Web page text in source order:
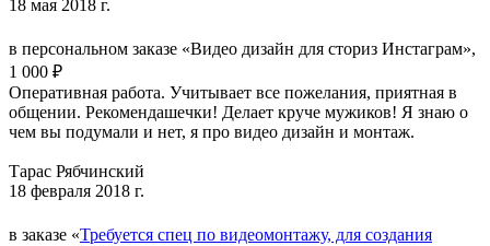
18 мая 2018 г.
в персональном заказе «Видео дизайн для сториз Инстаграм»,
1 000 ₽
Оперативная работа. Учитывает все пожелания, приятная в
общении. Рекомендашечки! Делает круче мужиков! Я знаю о
чем вы подумали и нет, я про видео дизайн и монтаж.
Тарас Рябчинский
18 февраля 2018 г.
в заказе «Требуется спец по видеомонтажу, для создания